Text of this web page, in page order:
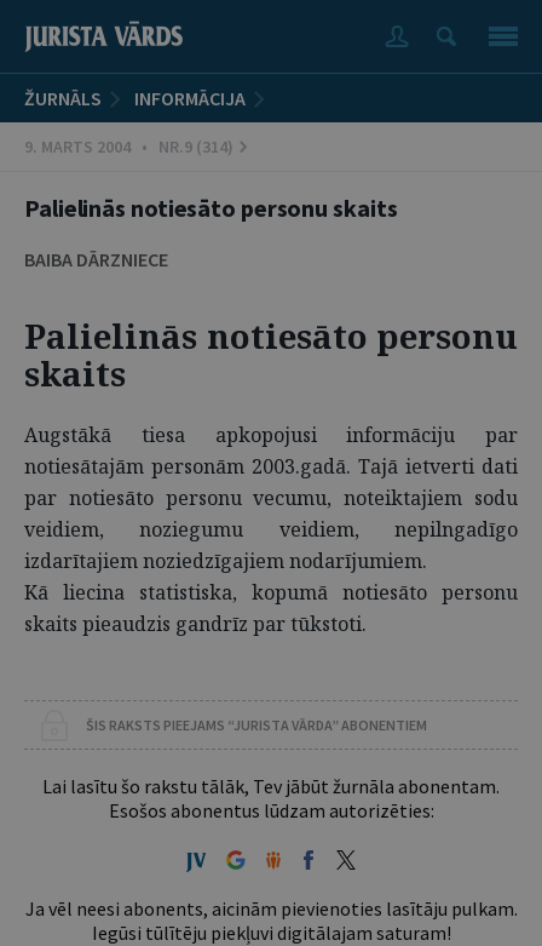
ŽURNĀLS INFORMĀCIJA
9. MARTS 2004 • NR.9 (314)
Palielinās notiesāto personu skaits
BAIBA DĀRZNIECE
Palielinās notiesāto personu
skaits
Augstākā tiesa apkopojusi informāciju par
notiesātajām personām 2003.gadā. Tajā ietverti dati
par notiesāto personu vecumu, noteiktajiem sodu
veidiem, noziegumu veidiem, nepilngadīgo
izdarītajiem noziedzīgajiem nodarījumiem.
Kā liecina statistiska, kopumā notiesāto personu
skaits pieaudzis gandrīz par tūkstoti.
ŠIS RAKSTS PIEEJAMS “JURISTA VĀRDA” ABONENTIEM
Lai lasītu šo rakstu tālāk, Tev jābūt žurnāla abonentam.
Esošos abonentus lūdzam autorizēties:
Ja vēl neesi abonents, aicinām pievienoties lasītāju pulkam.
Iegūsi tūlītēju piekļuvi digitālajam saturam!